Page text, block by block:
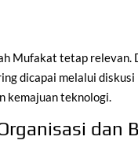
Mufakat tetap relevan.
dicapai melalui
kemajuan teknologi.
dan